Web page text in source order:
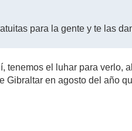
para la gente y te las
el luhar para verlo,
en agosto del año